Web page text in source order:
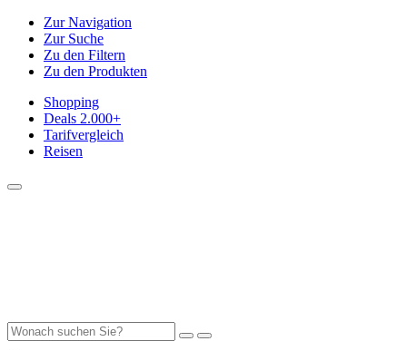
Zur Navigation
Zur Suche
Zu den Filtern
Zu den Produkten
Shopping
Deals 2.000+
Tarifvergleich
Reisen